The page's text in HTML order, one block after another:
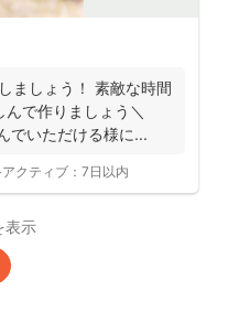
ましょう！ 素敵な時間
で作りましょう＼
でいただける様に...
クティブ： 7日以内
表示